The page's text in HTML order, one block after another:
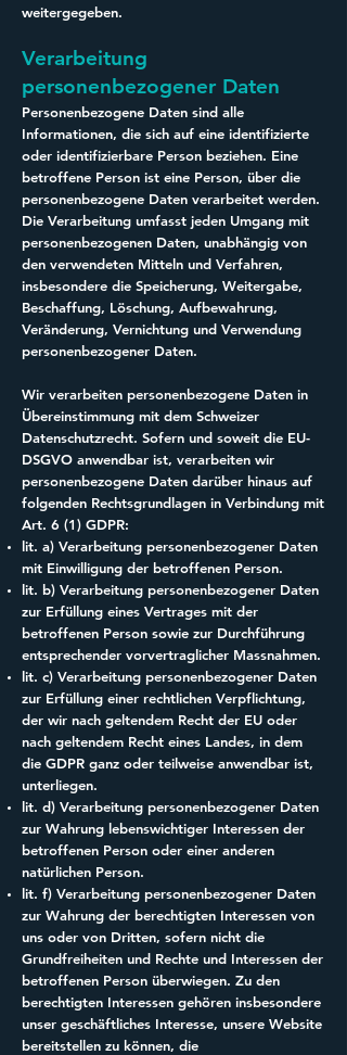
weitergegeben.
Verarbeitung
personenbezogener Daten
Personenbezogene Daten sind alle
Informationen, die sich auf eine identifizierte
oder identifizierbare Person beziehen. Eine
betroffene Person ist eine Person, über die
personenbezogene Daten verarbeitet werden.
Die Verarbeitung umfasst jeden Umgang mit
personenbezogenen Daten, unabhängig von
den verwendeten Mitteln und Verfahren,
insbesondere die Speicherung, Weitergabe,
Beschaffung, Löschung, Aufbewahrung,
Veränderung, Vernichtung und Verwendung
personenbezogener Daten.
Wir verarbeiten personenbezogene Daten in
Übereinstimmung mit dem Schweizer
Datenschutzrecht. Sofern und soweit die EU-
DSGVO anwendbar ist, verarbeiten wir
personenbezogene Daten darüber hinaus auf
folgenden Rechtsgrundlagen in Verbindung mit
Art. 6 (1) GDPR:
lit. a) Verarbeitung personenbezogener Daten
mit Einwilligung der betroffenen Person.
lit. b) Verarbeitung personenbezogener Daten
zur Erfüllung eines Vertrages mit der
betroffenen Person sowie zur Durchführung
entsprechender vorvertraglicher Massnahmen.
lit. c) Verarbeitung personenbezogener Daten
zur Erfüllung einer rechtlichen Verpflichtung,
der wir nach geltendem Recht der EU oder
nach geltendem Recht eines Landes, in dem
die GDPR ganz oder teilweise anwendbar ist,
unterliegen.
lit. d) Verarbeitung personenbezogener Daten
zur Wahrung lebenswichtiger Interessen der
betroffenen Person oder einer anderen
natürlichen Person.
lit. f) Verarbeitung personenbezogener Daten
zur Wahrung der berechtigten Interessen von
uns oder von Dritten, sofern nicht die
Grundfreiheiten und Rechte und Interessen der
betroffenen Person überwiegen. Zu den
berechtigten Interessen gehören insbesondere
unser geschäftliches Interesse, unsere Website
bereitstellen zu können, die